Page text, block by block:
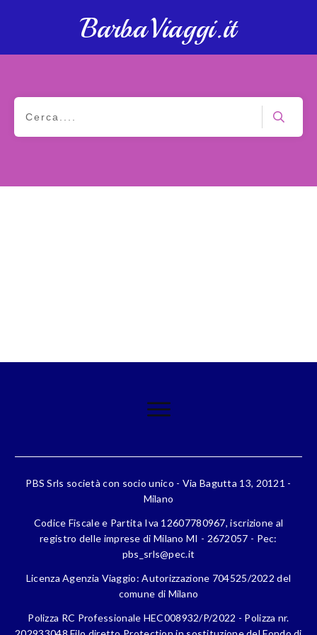
BarbaViaggi.it
PBS Srls società con socio unico - Via Bagutta 13, 20121 -
Milano
Codice Fiscale e Partita Iva 12607780967, iscrizione al
registro delle imprese di Milano MI - 2672057 - Pec:
pbs_srls@pec.it
Licenza Agenzia Viaggio: Autorizzazione 704525/2022 del
comune di Milano
Polizza RC Professionale HEC008932/P/2022 - Polizza nr.